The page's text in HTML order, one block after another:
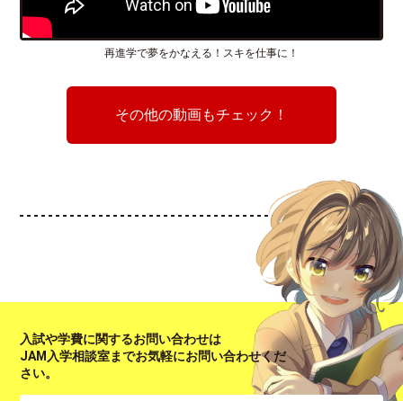
再進学で夢をかなえる！スキを仕事に！
その他の動画もチェック！
入試や学費に関するお問い合わせは
JAM入学相談室までお気軽にお問い合わせくだ
さい。